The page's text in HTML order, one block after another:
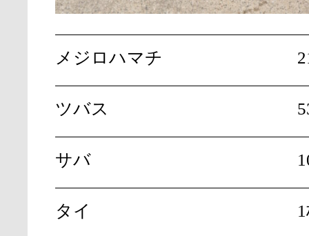
メジロハマチ
ツバス
サバ
タイ